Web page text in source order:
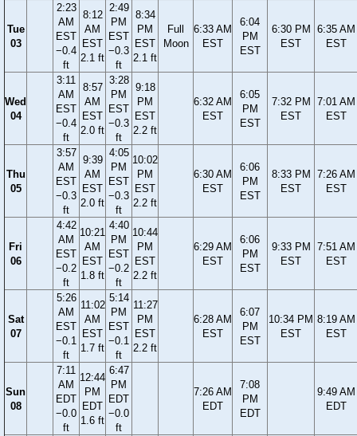
Tue
03
2:23
AM
EST
−0.4
ft
8:12
AM
EST
2.1 ft
2:49
PM
EST
−0.3
ft
8:34
PM
EST
2.1 ft
Full
Moon
6:33 AM
EST
6:04
PM
EST
6:30 PM
EST
6:35 AM
EST
Wed
04
3:11
AM
EST
−0.4
ft
8:57
AM
EST
2.0 ft
3:28
PM
EST
−0.3
ft
9:18
PM
EST
2.2 ft
6:32 AM
EST
6:05
PM
EST
7:32 PM
EST
7:01 AM
EST
Thu
05
3:57
AM
EST
−0.3
ft
9:39
AM
EST
2.0 ft
4:05
PM
EST
−0.3
ft
10:02
PM
EST
2.2 ft
6:30 AM
EST
6:06
PM
EST
8:33 PM
EST
7:26 AM
EST
Fri
06
4:42
AM
EST
−0.2
ft
10:21
AM
EST
1.8 ft
4:40
PM
EST
−0.2
ft
10:44
PM
EST
2.2 ft
6:29 AM
EST
6:06
PM
EST
9:33 PM
EST
7:51 AM
EST
Sat
07
5:26
AM
EST
−0.1
ft
11:02
AM
EST
1.7 ft
5:14
PM
EST
−0.1
ft
11:27
PM
EST
2.2 ft
6:28 AM
EST
6:07
PM
EST
10:34 PM
EST
8:19 AM
EST
Sun
08
7:11
AM
EDT
−0.0
ft
12:44
PM
EDT
1.6 ft
6:47
PM
EDT
−0.0
ft
7:26 AM
EDT
7:08
PM
EDT
9:49 AM
EDT